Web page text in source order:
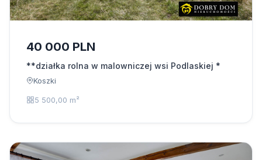
40 000 PLN
**działka rolna w malowniczej wsi Podlaskiej *
Koszki
5 500,00 m²